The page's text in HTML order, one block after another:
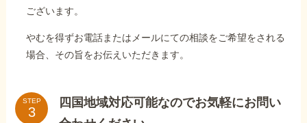
ございます。
やむを得ずお電話またはメールにての相談をご希望をされる
場合、その旨をお伝えいただきます。
STEP
四国地域対応可能なのでお気軽にお問い